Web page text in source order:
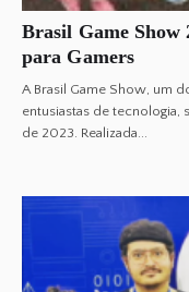
Brasil Game Show
para Gamers
A Brasil Game Show, um
entusiastas de tecnologia,
de 2023. Realizada...